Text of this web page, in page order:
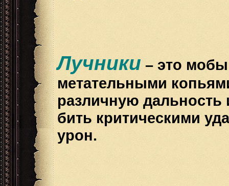
Лучники – это
метательными
различную дальность
бить критическими
урон.